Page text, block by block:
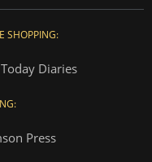
SHOPPING:
Diaries
Press